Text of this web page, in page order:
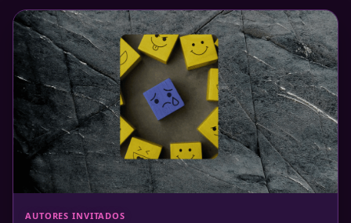
AUTORES INVITADOS